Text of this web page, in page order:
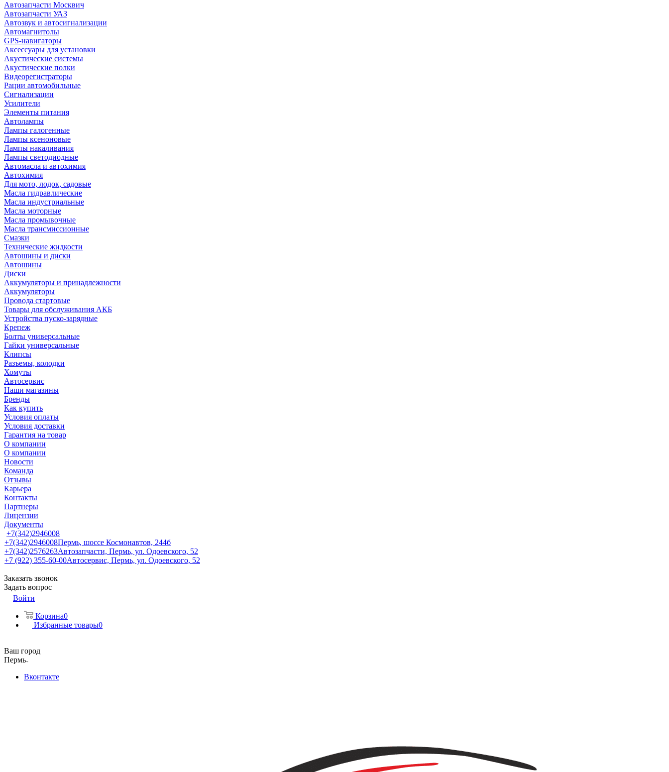
Автозапчасти Москвич
Автозапчасти УАЗ
Автозвук и автосигнализации
Автомагнитолы
GPS-навигаторы
Аксессуары для установки
Акустические системы
Акустические полки
Видеорегистраторы
Рации автомобильные
Сигнализации
Усилители
Элементы питания
Автолампы
Лампы галогенные
Лампы ксеноновые
Лампы накаливания
Лампы светодиодные
Автомасла и автохимия
Автохимия
Для мото, лодок, садовые
Масла гидравлические
Масла индустриальные
Масла моторные
Масла промывочные
Масла трансмиссионные
Смазки
Технические жидкости
Автошины и диски
Автошины
Диски
Аккумуляторы и принадлежности
Аккумуляторы
Провода стартовые
Товары для обслуживания АКБ
Устройства пуско-зарядные
Крепеж
Болты универсальные
Гайки универсальные
Клипсы
Разъемы, колодки
Хомуты
Автосервис
Наши магазины
Бренды
Как купить
Условия оплаты
Условия доставки
Гарантия на товар
О компании
О компании
Новости
Команда
Отзывы
Карьера
Контакты
Партнеры
Лицензии
Документы
+7(342)2946008
+7(342)2946008Пермь, шоссе Космонавтов, 244б
+7(342)2576263Автозапчасти, Пермь, ул. Одоевского, 52
+7 (922) 355-60-00Автосервис, Пермь, ул. Одоевского, 52
Заказать звонок
Задать вопрос
Войти
Корзина0
Избранные товары0
Ваш город
Пермь
Вконтакте